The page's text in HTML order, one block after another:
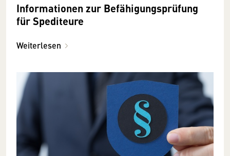
Informationen zur Befähigungsprüfung
für Spediteure
Weiterlesen